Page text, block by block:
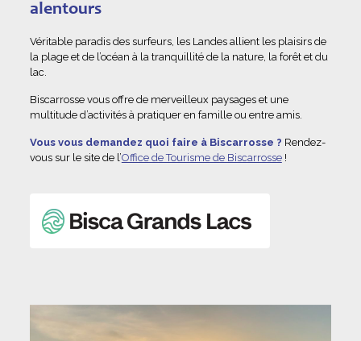
alentours
Véritable paradis des surfeurs, les Landes allient les plaisirs de
la plage et de l’océan à la tranquillité de la nature, la forêt et du
lac.
Biscarrosse vous offre de merveilleux paysages et une
multitude d’activités à pratiquer en famille ou entre amis.
Vous vous demandez quoi faire à Biscarrosse ? Rendez-
vous sur le site de l’Office de Tourisme de Biscarrosse!